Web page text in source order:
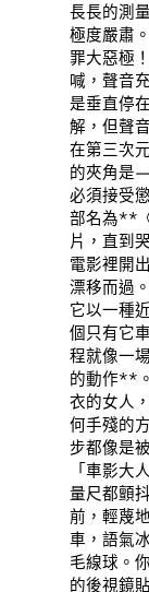
長長的測
極度嚴肅
罪大惡極
喊，聲音
是垂直停
解，但聲
在第三次
的夾角是
必須接受
部名為**
片，直到
電影裡開
漂移而過
它以一種
個只有它
程就像一
的動作**
衣的女人
何手殘的
步都像是
「車影大
量尺都顫
前，輕蔑
車，語氣
毛線球。
的後視鏡